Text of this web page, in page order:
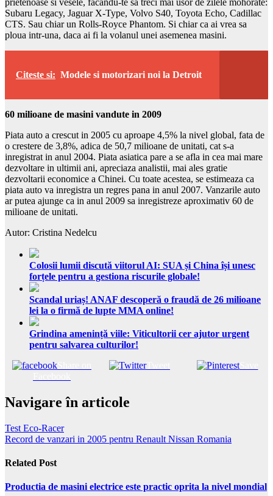
Subaru Legacy, Jaguar X-Type, Volvo S40, Toyota Echo, Cadillac
CTS. Sau chiar un Rolls-Royce Phantom. Si chiar ca ai vrea sa
ploua intr-una, daca ai fi la volanul unei asemenea masini.
Citeste si: Modele si motorizari noi la Detroit
60 milioane de masini vandute in 2009
Piata auto a crescut in 2005 cu aproape 4,5% la nivel global, fata de
o crestere de 3,8%, adica de 50,7 milioane de unitati, cat s-a
inregistrat in anul 2004. Piata asiatica pare a se afla in cea mai mare
dezvoltare in ultimii ani, apreciaza analistii, mai ales gratie
dezvoltarii economice a Chinei. Cu toate acestea, se estimeaza ca
piata auto va inregistra un regres pana in anul 2007. Vanzarile auto
ar putea ajunge ca in anul 2009 sa inregistreze aproximativ 60 de
milioane de unitati.
Autor: Cristina Nedelcu
Colosii lumii discută viitorul AI: SUA și China își unesc
forțele pentru a gestiona riscurile globale!
Scandal uriaș! ANAF descoperă o fraudă de 26 milioane
lei la o firmă de lupte MMA online!
Grindina amenință viile: Viticultorii cer ajutor urgent
pentru salvarea culturilor!
Tweet Save
Navigare în articole
Test Eco-Racer
Record de vanzari in 2005 pentru Renault Nissan Romania
Related Post
Productia de masini electrice este practic oprita la nivel mondial